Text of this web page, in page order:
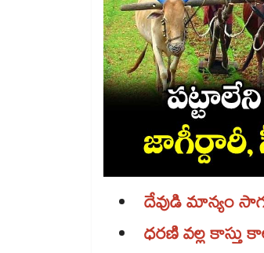
దేవుడి మాన్యం
ధరణి వల్ల